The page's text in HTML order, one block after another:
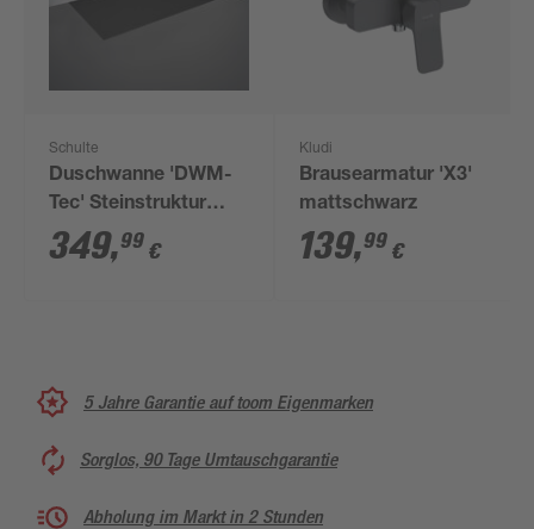
Schulte
Duschwanne 'DWM-
Tec' Steinstruktur
anthrazit 70 x 150 cm
349,99 €
Kludi
Brausearmatur 'X3'
mattschwarz
139,99 €
5 Jahre Garantie auf toom Eigenmarken
Sorglos, 90 Tage Umtauschgarantie
Abholung im Markt in 2 Stunden